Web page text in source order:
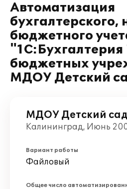
Автоматизация
бухгалтерского,
бюджетного
"1С:Бухгалтерия
бюджетных
МДОУ Детский
МДОУ Детский
Калининград, Июнь
Вариант работы
Файловый
Общее число